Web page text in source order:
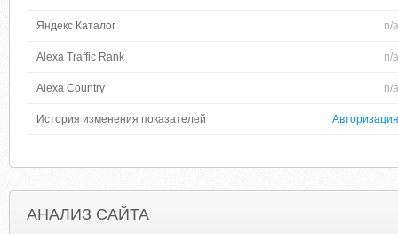
Яндекс Каталог n/a
Alexa Traffic Rank n/a
Alexa Country n/a
История изменения показателей Авторизация
АНАЛИЗ САЙТА